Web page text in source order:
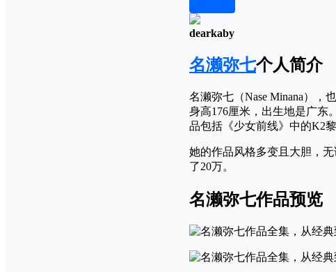
dearkaby
名濑弥七个人简介
名濑弥七（Nase Minana），
身高176厘米，出生地是广东
品包括《少女前线》中的K2
她的作品风格多变且大胆，
了20万。
名濑弥七作品预览